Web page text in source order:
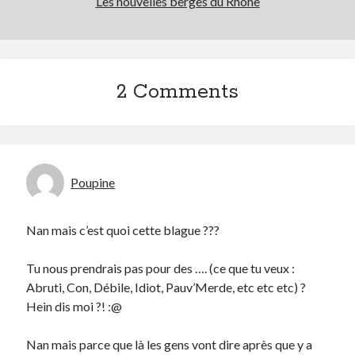
2 Comments
Poupine
Nan mais c’est quoi cette blague ???
Tu nous prendrais pas pour des …. (ce que tu veux :
Abruti, Con, Débile, Idiot, Pauv’Merde, etc etc etc) ?
Hein dis moi ?! :@
Nan mais parce que là les gens vont dire après que y a